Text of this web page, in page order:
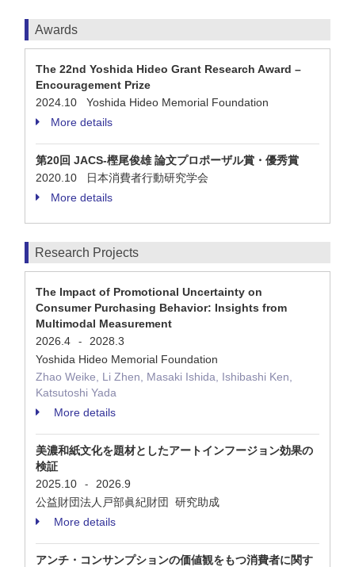
Awards
The 22nd Yoshida Hideo Grant Research Award –
Encouragement Prize
2024.10 Yoshida Hideo Memorial Foundation
More details
第20回 JACS-樫尾俊雄 論文プロポーザル賞・優秀賞
2020.10 日本消費者行動研究学会
More details
Research Projects
The Impact of Promotional Uncertainty on
Consumer Purchasing Behavior: Insights from
Multimodal Measurement
2026.4
-
2028.3
Yoshida Hideo Memorial Foundation
Zhao Weike, Li Zhen, Masaki Ishida, Ishibashi Ken,
Katsutoshi Yada
More details
美濃和紙文化を題材としたアートインフージョン効果の
検証
2025.10
-
2026.9
公益財団法人戸部眞紀財団 研究助成
More details
アンチ・コンサンプションの価値観をもつ消費者に関す